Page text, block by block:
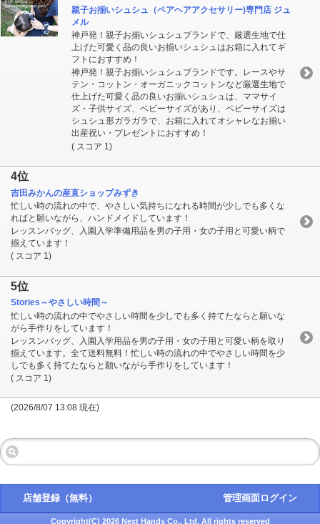
親子お揃いシュシュ（ペアヘアアクセサリー)専門店 ジュ
メル
神戸発！親子お揃いシュシュブランドで、厳選生地で仕
上げた可愛く品の良いお揃いシュシュはお箱に入れてギ
フトにおすすめ！
神戸発！親子お揃いシュシュブランドです。レースやサ
テン・コットン・オーガニックコットンなど厳選生地で
仕上げた可愛く品の良いお揃いシュシュは、ママサイ
ズ・子供サイズ、ベビーサイズがあり、ベビーサイズは
シュシュ形ガラガラで、お箱に入れてオシャレなお揃い
出産祝い・プレゼントにおすすめ！
( スコア 1)
4位
吉田みかんの産直ショップみずき
忙しい時の流れの中で、やさしい気持ちになれる時間が少しでも多くな
ればと願いながら、ハンドメイドしています！
レッスンバッグ、入園入学準備用品を男の子用・女の子用と可愛い柄で
揃えています！
( スコア 1)
5位
Stories～やさしい時間～
忙しい時の流れの中でやさしい時間を少しでも多く持てたならと願いな
がら手作りをしています！
レッスンバッグ、入園入学用品を男の子用・女の子用と可愛い柄を取り
揃えています。全て送料無料！忙しい時の流れの中でやさしい時間を少
しでも多く持てたならと願いながら手作りをしています！
( スコア 1)
(2026/8/07 13:08 現在)
店舗登録（無料） 管理画面ログイン
Copyright(C) 2026 Next Hands Co., Ltd. All rights reserved